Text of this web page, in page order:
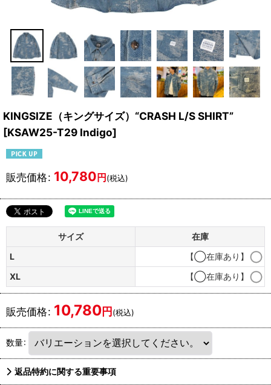
KINGSIZE（キングサイズ）“CRASH L/S SHIRT”
[KSAW25-T29 Indigo]
販売価格: 10,780円(税込)
サイズ
在庫
L
【◯在庫あり】
XL
【◯在庫あり】
販売価格: 10,780円(税込)
数量:
返品特約に関する重要事項